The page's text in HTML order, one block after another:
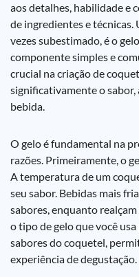
aos detalhes, habilidade e
de ingredientes e técnicas.
vezes subestimado, é o
componente simples e
crucial na criação de
significativamente o sabor,
bebida.
O gelo é fundamental na
razões. Primeiramente, o
A temperatura de um
seu sabor. Bebidas mais
sabores, enquanto
o tipo de gelo que você
sabores do coquetel,
experiência de degustação.